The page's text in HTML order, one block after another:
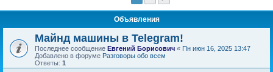
Объявления
Майнд машины в Telegram!
Последнее сообщение Евгений Борисович « Пн июн 16, 2025 13:47
Добавлено в форуме Разговоры обо всем
Ответы: 1